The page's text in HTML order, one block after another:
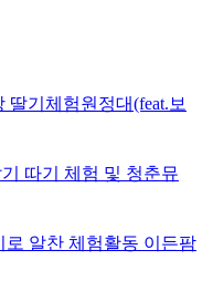
딸기체험원정대(feat.보
따기 체험 및 청춘뮤
알찬 체험활동 이든팜